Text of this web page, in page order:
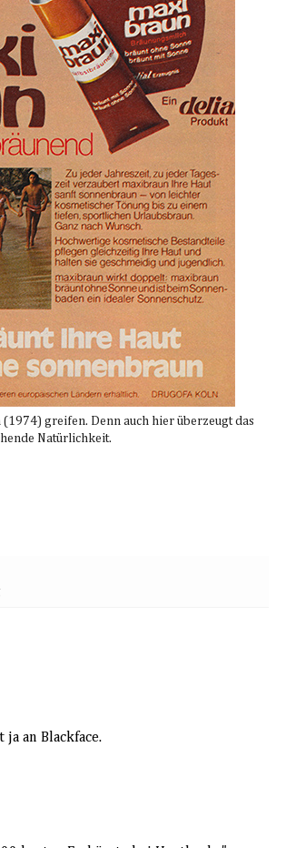
greifen. Denn auch hier überzeugt das
Natürlichkeit.
an Blackface.